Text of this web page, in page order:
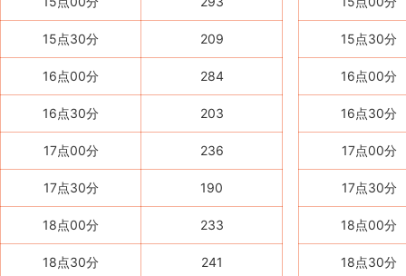
15点30分 209
16点00分 284
16点30分 203
17点00分 236
17点30分 190
18点00分 233
18点30分 241
15点30分
16点00分
16点30分
17点00分
17点30分
18点00分
18点30分